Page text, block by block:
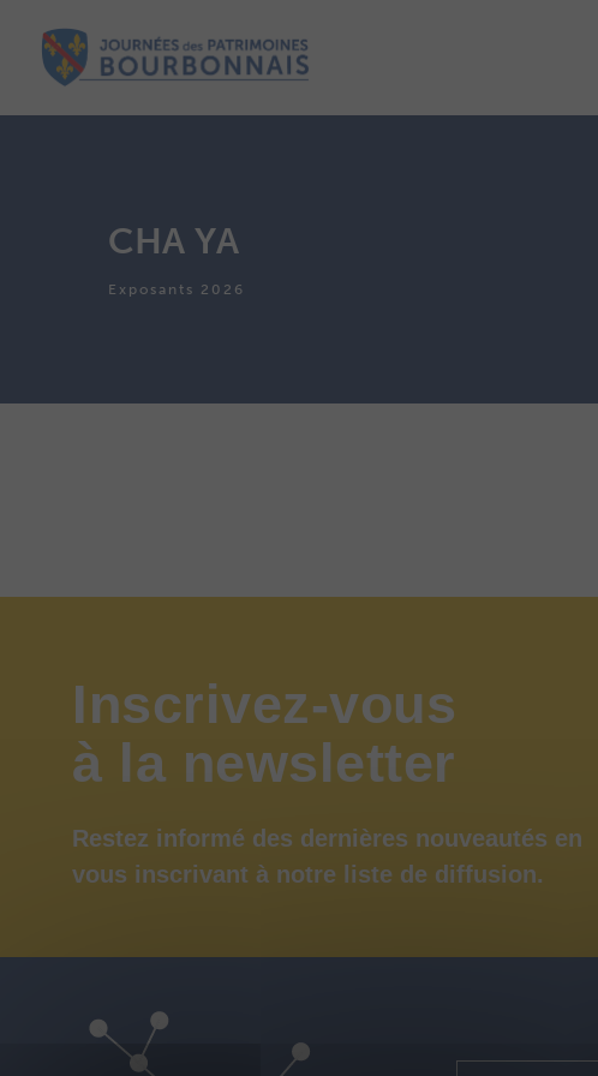
CHA YA
Exposants 2026
Inscrivez-vous
à la newsletter
Restez informé des dernières nouveautés en
vous inscrivant à notre liste de diffusion.